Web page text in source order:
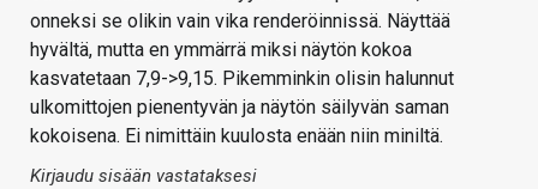
onneksi se olikin vain vika renderöinnissä. Näyttää
hyvältä, mutta en ymmärrä miksi näytön kokoa
kasvatetaan 7,9->9,15. Pikemminkin olisin halunnut
ulkomittojen pienentyvän ja näytön säilyvän saman
kokoisena. Ei nimittäin kuulosta enään niin miniltä.
Kirjaudu sisään vastataksesi